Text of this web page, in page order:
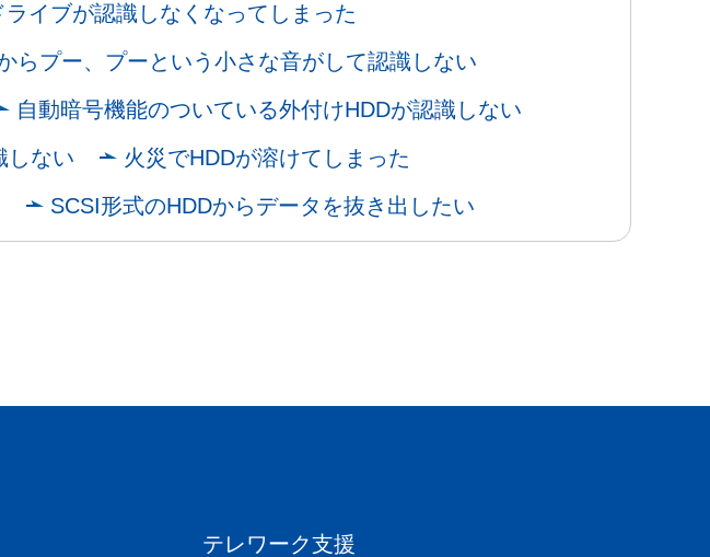
ライブが認識しなくなってしまった
らプー、プーという小さな音がして認識しない
自動暗号機能のついている外付けHDDが認識しない
しない
火災でHDDが溶けてしまった
SCSI形式のHDDからデータを抜き出したい
テレワーク支援